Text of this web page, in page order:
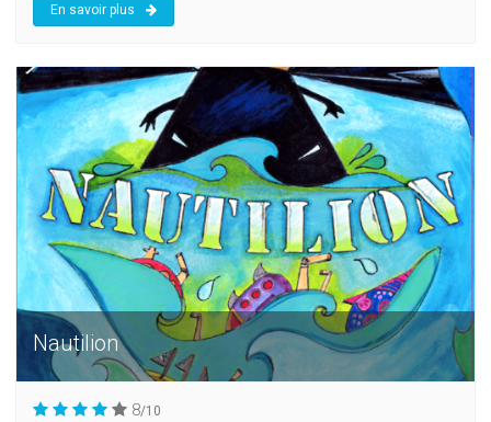
En savoir plus
Nautilion
8/10